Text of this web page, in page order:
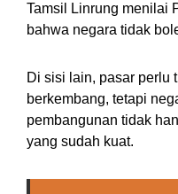
Tamsil Linrung menilai
bahwa negara tidak
Di sisi lain, pasar perlu
berkembang, tetapi
pembangunan tidak
yang sudah kuat.